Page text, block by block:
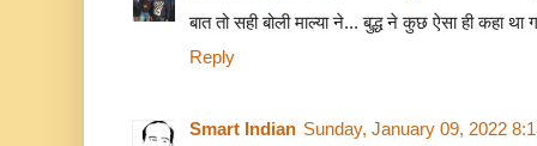
बात तो सही बोली माल्या ने... बुद्ध ने कुछ ऐसा ही कहा
Reply
Smart Indian Sunday, January 09, 2022